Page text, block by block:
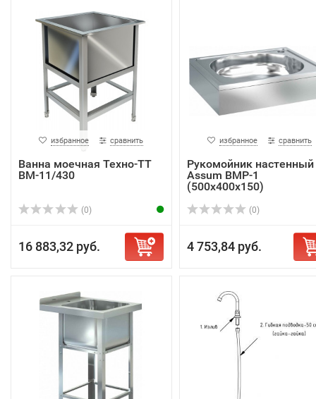
избранное сравнить
Ванна моечная Техно-ТТ
ВМ-11/430
(0)
16 883,32 руб.
избранное сравнить
Рукомойник настенный
Assum ВМР-1
(500х400х150)
(0)
4 753,84 руб.